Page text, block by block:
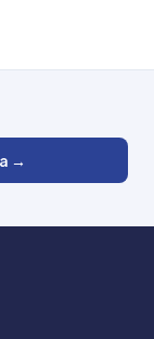
→